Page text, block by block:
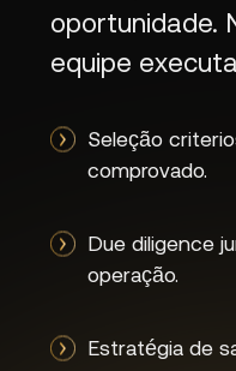
oportunidade.
equipe
Seleção
comprovado.
Due diligence
operação.
Estratégia de